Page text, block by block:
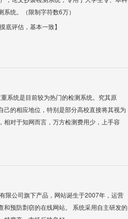
统。（限制字符数6万）
底评估，基本一致】
系统是目前较为热门的检测系统。究其原
的相应地位，特别是部分高校直接将其视为
对于知网而言，万方检测费用少，上手容
限公司旗下产品，网站诞生于2007年，运营
预防剽窃的在线网站。 系统采用自主研发的